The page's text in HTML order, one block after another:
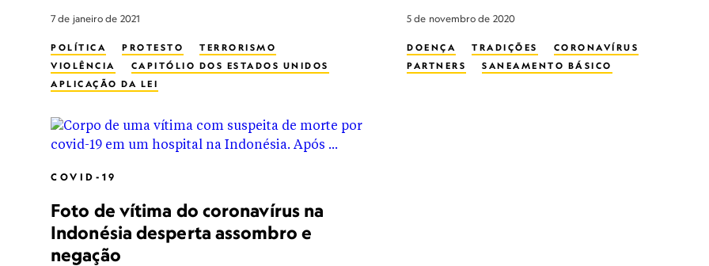
7 de janeiro de 2021
POLÍTICA PROTESTO
TERRORISMO
VIOLÊNCIA
CAPITÓLIO DOS ESTADOS UNIDOS
APLICAÇÃO DA LEI
5 de novembro de 2020
DOENÇA TRADIÇÕES
CORONAVÍRUS
PARTNERS
SANEAMENTO BÁSICO
COVID-19
Foto de vítima do coronavírus na
Indonésia desperta assombro e
negação